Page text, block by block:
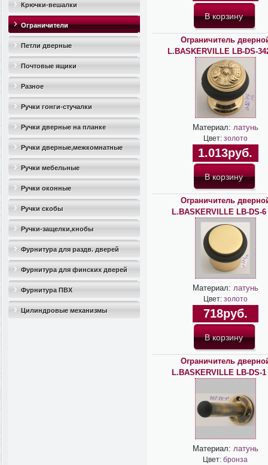
Крючки-вешалки
Ограничители
дверные(стопоры)
Петли дверные
Почтовые ящики
Разное
Ручки гонги-стучалки
Ручки дверные на планке
Ручки дверные,межкомнатные
Ручки мебельные
Ручки оконные
Ручки скобы
Ручки-защелки,кнобы
Фурнитура для раздв. дверей
Фурнитура для финских дверей
Фурнитура ПВХ
Цилиндровые механизмы
Ограничитель
L.BASKERVILLE LB-DS-
Материал: латунь
Цвет: золото
1.013руб.
Ограничитель
L.BASKERVILLE LB-DS-
Материал: латунь
Цвет: золото
718руб.
Ограничитель
L.BASKERVILLE LB-DS-
Материал: латунь
Цвет: бронза